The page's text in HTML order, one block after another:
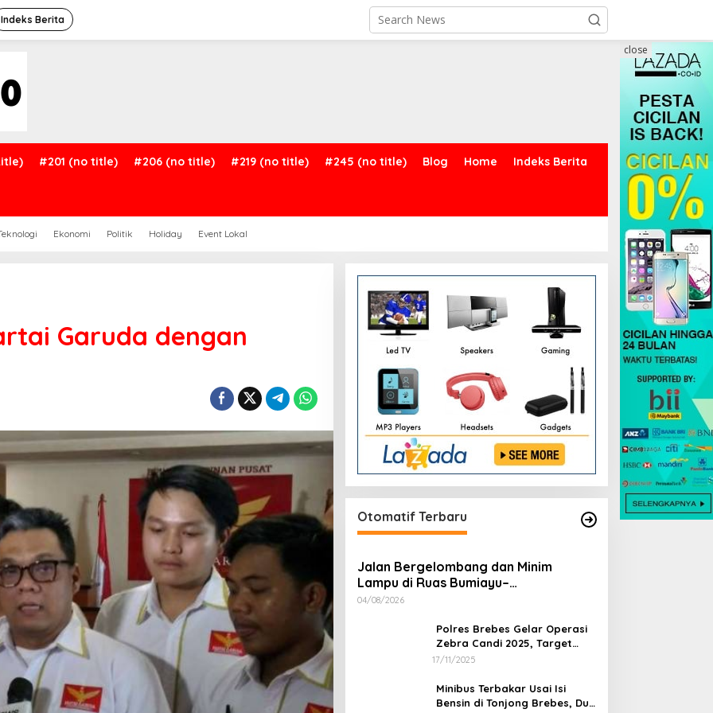
Indeks Berita
#201 (no title) #206 (no title) #219 (no title) #245 (no title) Blog Home Indeks Berita
Ekonomi Politik Holiday Event Lokal
close
Garuda dengan
Otomatif Terbaru
Jalan Bergelombang dan Minim
Lampu di Ruas Bumiayu–
Bantarkawung Telan Korban, Innova
04/08/2026
Polres Brebes Gelar Operasi
Zebra Candi 2025, Target
Turunkan Kecelakaan dan
17/11/2025
Minibus Terbakar Usai Isi
Bensin di Tonjong Brebes, Dua